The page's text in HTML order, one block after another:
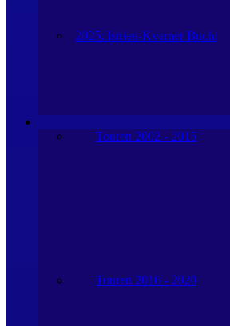
2025: Istrien-Kvarner Bucht
Touren 2002 - 2015
Touren 2016 - 2020